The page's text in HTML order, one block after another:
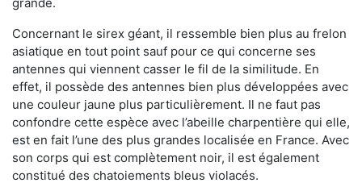
Concernant le sirex géant, il ressemble bien plus au frelon
asiatique en tout point sauf pour ce qui concerne ses
antennes qui viennent casser le fil de la similitude. En
effet, il possède des antennes bien plus développées avec
une couleur jaune plus particulièrement. Il ne faut pas
confondre cette espèce avec l’abeille charpentière qui elle,
est en fait l’une des plus grandes localisée en France. Avec
son corps qui est complètement noir, il est également
constitué des chatoiements bleus violacés.